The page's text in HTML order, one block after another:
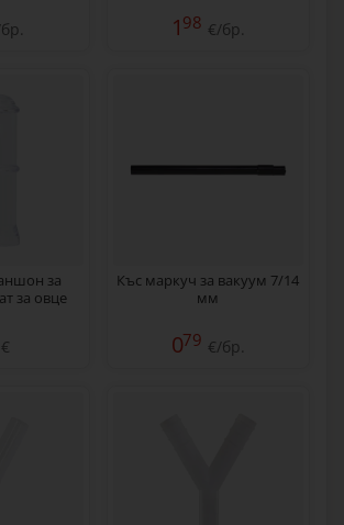
1 98 €/бр.
за
за овце
€
Къс маркуч за вакуум 7/14
мм
079 €/бр.